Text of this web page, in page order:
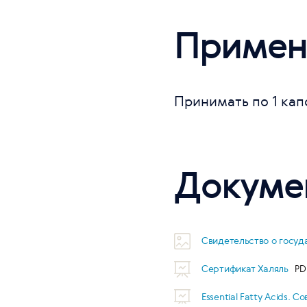
Принимать по 1
Свидетельство о
Сертификат Халяль
Essential Fatty Acids.